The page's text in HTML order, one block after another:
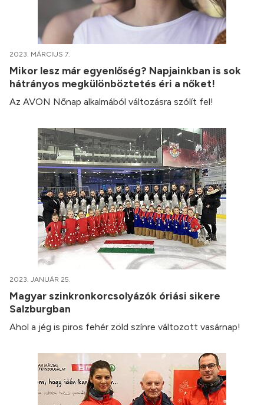
2023. MÁRCIUS 7.
Mikor lesz már egyenlőség? Napjainkban is sok
hátrányos megkülönböztetés éri a nőket!
Az AVON Nőnap alkalmából változásra szólít fel!
2023. JANUÁR 25.
Magyar szinkronkorcsolyázók óriási sikere
Salzburgban
Ahol a jég is piros fehér zöld színre változott vasárnap!